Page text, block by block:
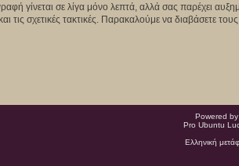
γίνεται σε λίγα μόνο λεπτά, αλλά σας παρέχει
τις σχετικές τακτικές. Παρακαλούμε να διαβάσετε
Powered by
Pro Ubuntu
Ελληνική